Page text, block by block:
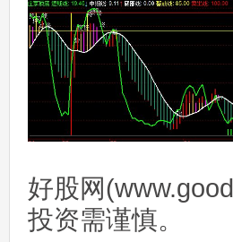
好股网
投资需谨慎。